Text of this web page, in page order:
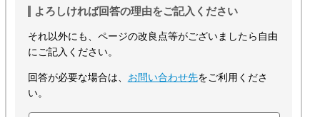
よろしければ回答の理由をご記入ください
それ以外にも、ページの改良点等がございましたら自由
にご記入ください。
回答が必要な場合は、 お問い合わせ先をご利用くださ
い。